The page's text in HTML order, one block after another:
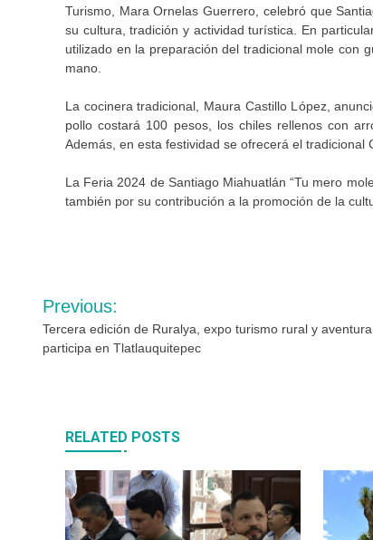
Turismo, Mara Ornelas Guerrero, celebró que
su cultura, tradición y actividad turística. En
utilizado en la preparación del tradicional mole con
mano.
La cocinera tradicional, Maura Castillo López,
pollo costará 100 pesos, los chiles rellenos con
Además, en esta festividad se ofrecerá el
La Feria 2024 de Santiago Miahuatlán “Tu mero
también por su contribución a la promoción de la
Navegación
de
Previous:
Tercera edición de Ruralya, expo turismo rural y aventura
participa en Tlatlauquitepec
RELATED POSTS